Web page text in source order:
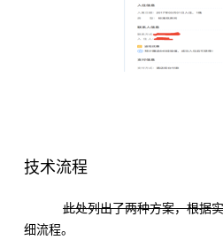
技术流程
此处列出了两种方案，根据
细流程。